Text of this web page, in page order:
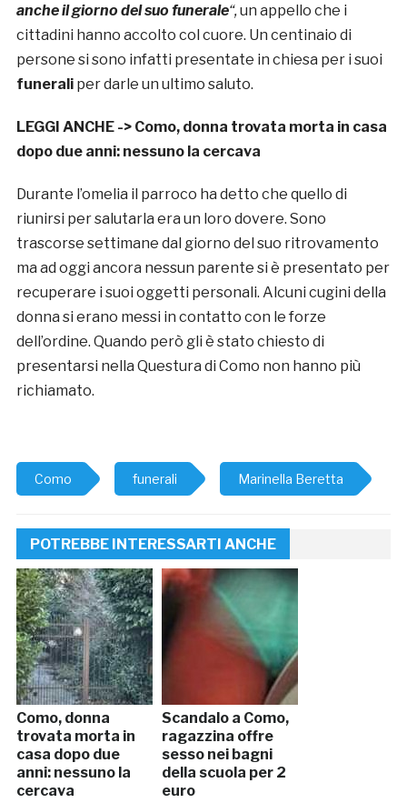
anche il giorno del suo funerale“,un appello che i
cittadini hanno accolto col cuore. Un centinaio di
persone si sono infatti presentate in chiesa per i suoi
funeraliper darle un ultimo saluto.
LEGGI ANCHE -> Como, donna trovata morta in casa
dopo due anni: nessuno la cercava
Durante l’omelia il parroco ha detto che quello di
riunirsi per salutarla era un loro dovere. Sono
trascorse settimane dal giorno del suo ritrovamento
ma ad oggi ancora nessun parente si è presentato per
recuperare i suoi oggetti personali. Alcuni cugini della
donna si erano messi in contatto con le forze
dell’ordine. Quando però gli è stato chiesto di
presentarsi nella Questura di Como non hanno più
richiamato.
Como funerali Marinella Beretta
POTREBBE INTERESSARTI ANCHE
Como, donna
trovata morta in
casa dopo due
anni: nessuno la
cercava
Scandalo a Como,
ragazzina offre
sesso nei bagni
della scuola per 2
euro